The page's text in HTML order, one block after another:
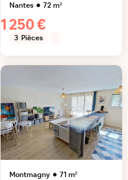
Nantes 72m²
1 250 €
3 Pièces
Montmagny 71 m²